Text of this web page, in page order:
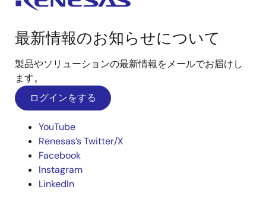
最新情報のお知らせについて
製品やソリューションの最新情報をメールでお届けし
ます。
ログインをする
YouTube
Renesas’s Twitter/X
Facebook
Instagram
LinkedIn